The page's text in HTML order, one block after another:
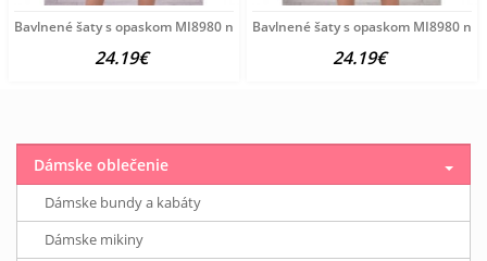
Bavlnené šaty s opaskom MI8980 neónovo oranžové Univerzálna
24.19€
Bavlnené šaty s opaskom MI8980
24.19€
Dámske oblečenie
Dámske bundy a kabáty
Dámske mikiny